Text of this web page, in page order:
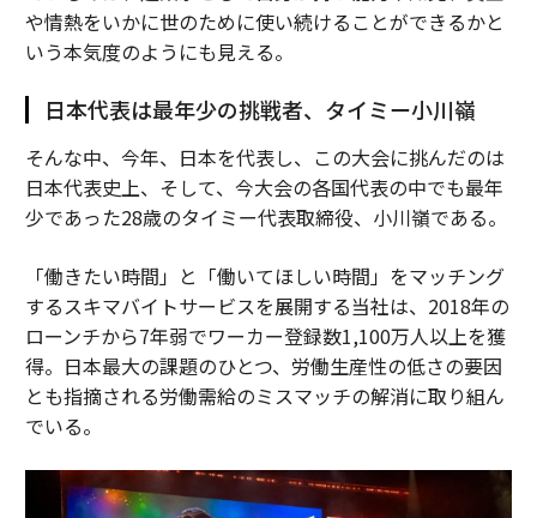
や情熱をいかに世のために使い続けることができるかと
いう本気度のようにも見える。
日本代表は最年少の挑戦者、タイミー小川嶺
そんな中、今年、日本を代表し、この大会に挑んだのは
日本代表史上、そして、今大会の各国代表の中でも最年
少であった28歳のタイミー代表取締役、小川嶺である。
「働きたい時間」と「働いてほしい時間」をマッチング
するスキマバイトサービスを展開する当社は、2018年の
ローンチから7年弱でワーカー登録数1,100万人以上を獲
得。日本最大の課題のひとつ、労働生産性の低さの要因
とも指摘される労働需給のミスマッチの解消に取り組ん
でいる。